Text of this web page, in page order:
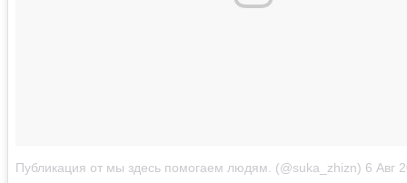
Публикация от мы здесь помогаем людям. (@suka_zhizn) 6 Авг